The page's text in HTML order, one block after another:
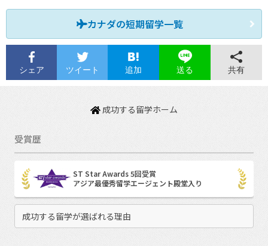
カナダの短期留学一覧
シェア ツイート 追加 送る 共有
成功する留学ホーム
受賞歴
ST Star Awards 5回受賞
アジア最優秀留学エージェント殿堂入り
成功する留学が選ばれる理由